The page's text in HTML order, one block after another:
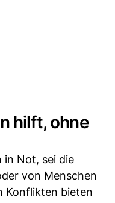
hilft, ohne
in Not, sei die
von Menschen
Konflikten bieten